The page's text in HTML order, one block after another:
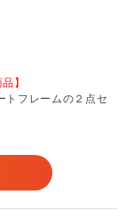
】
トフレームの２点セ